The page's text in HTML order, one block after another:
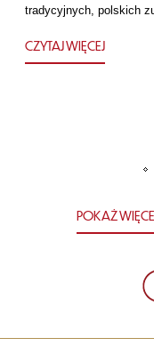
tradycyjnych, polskich
CZYTAJ WIĘCEJ
POKAŻ